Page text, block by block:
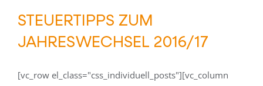
STEUERTIPPS ZUM
JAHRESWECHSEL 2016/17
[vc_row el_class="css_individuell_posts"][vc_column